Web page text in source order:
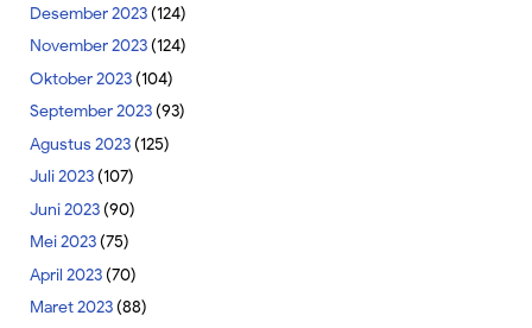
Desember 2023(124)
November 2023(124)
Oktober 2023(104)
September 2023(93)
Agustus 2023(125)
Juli 2023(107)
Juni 2023(90)
Mei 2023(75)
April 2023(70)
Maret 2023(88)